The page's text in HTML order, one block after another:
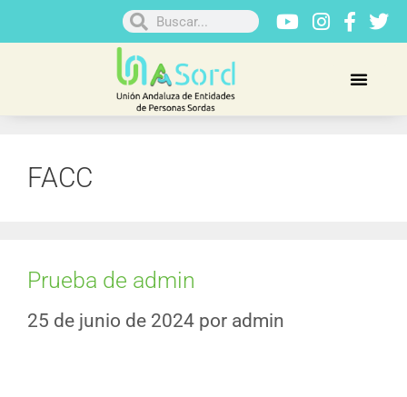
FACC
Prueba de admin
25 de junio de 2024 por admin